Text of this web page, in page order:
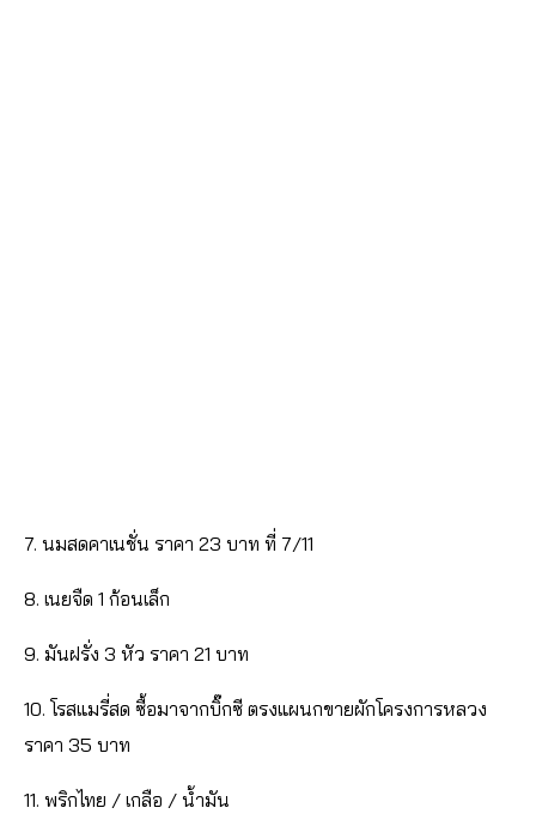
7. นมสดคาเนชั่น ราคา 23 บาท ที่ 7/11
8. เนยจืด 1 ก้อนเล็ก
9. มันฝรั่ง 3 หัว ราคา 21 บาท
10. โรสแมรี่สด ซื้อมาจากบิ๊กซี ตรงแผนกขายผักโครงการหลวง
ราคา 35 บาท
11. พริกไทย / เกลือ / น้ำมัน